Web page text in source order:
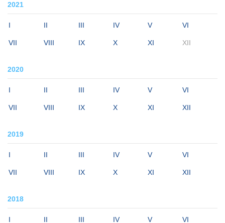
2021
I II III IV V VI
VII VIII IX X XI XII
2020
I II III IV V VI
VII VIII IX X XI XII
2019
I II III IV V VI
VII VIII IX X XI XII
2018
I II III IV V VI